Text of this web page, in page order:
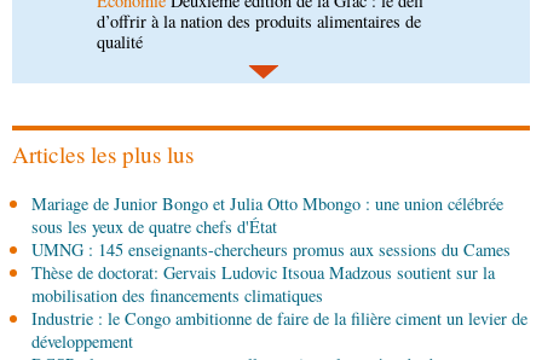
les stands, des surgelés dans les assiettes
06-08-2026 14:15
renforce la riposte avec l'appui de l'OMS et
d'Africa CDC
SportCommuniqué : Samira Leonie, nouvelle
ambassadrice de la marque 1xBet Congo-
Brazzaville
06-08-2026 09:30
PolitiqueAssemblée nationale: la Commission
Ecofin s’imprègne des réalités du CHU-B
Articles les plus lus
Mariage de Junior Bongo et Julia Otto Mbongo : une union célébrée
sous les yeux de quatre chefs d'État
UMNG : 145 enseignants-chercheurs promus aux sessions du Cames
Thèse de doctorat: Gervais Ludovic Itsoua Madzous soutient sur la
mobilisation des financements climatiques
Industrie : le Congo ambitionne de faire de la filière ciment un levier de
développement